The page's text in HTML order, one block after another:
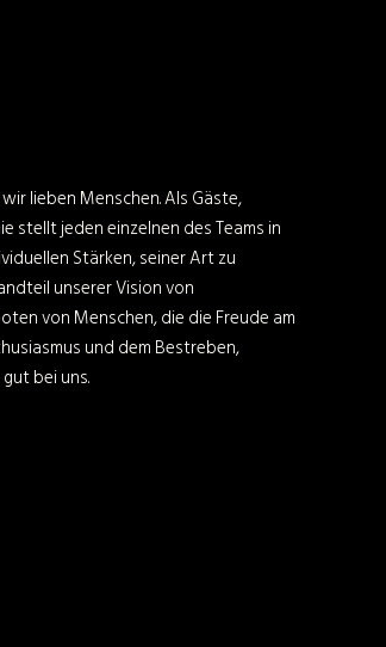
lieben Menschen. Als Gäste,
stellt jeden einzelnen des Teams in
Stärken, seiner Art zu
unserer Vision von
von Menschen, die die Freude am
und dem Bestreben,
bei uns.